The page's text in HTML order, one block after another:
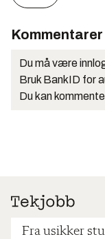
Kommentarer
Du må være
Bruk BankID for
Du kan
Fra usikker